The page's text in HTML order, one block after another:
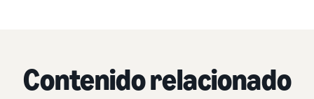
Contenido relacionado